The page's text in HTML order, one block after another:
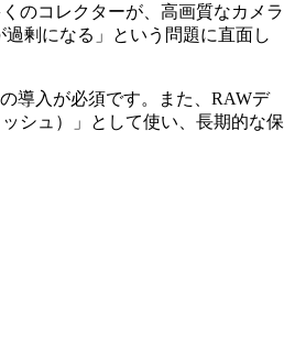
のコレクターが、高画質なカメラ
剰になる」という問題に直面し
導入が必須です。また、RAWデ
シュ）」として使い、長期的な保